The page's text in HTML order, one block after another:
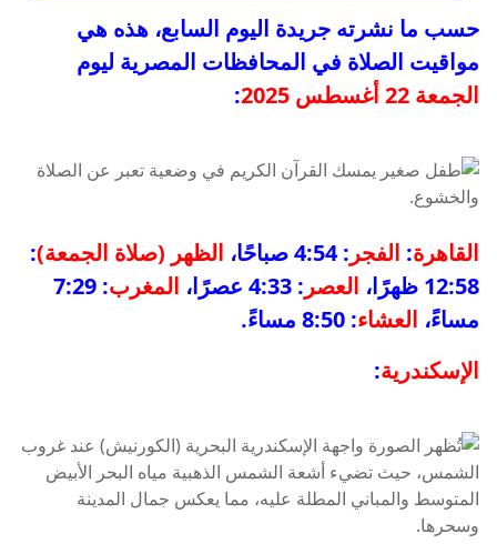
حسب ما نشرته جريدة اليوم السابع، هذه هي
مواقيت الصلاة في المحافظات المصرية ليوم
الجمعة 22 أغسطس 2025
:
القاهرة: الفجر : 4:54 صباحًا، الظهر (صلاة الجمعة):
12:58 ظهرًا،
العصر : 4:33 عصرًا، المغرب : 7:29
مساءً، العشاء: 8:50 مساءً.
الإسكندرية: